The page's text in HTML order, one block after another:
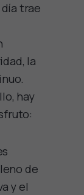
trae
la
hay
de
y el